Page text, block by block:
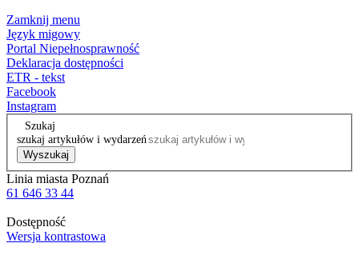
Zamknij menu
Język migowy
Portal Niepełnosprawność
Deklaracja dostępności
ETR - tekst
Facebook
Instagram
Szukaj
szukaj artykułów i wydarzeń
Wyszukaj
Linia miasta Poznań
61 646 33 44
Dostępność
Wersja kontrastowa